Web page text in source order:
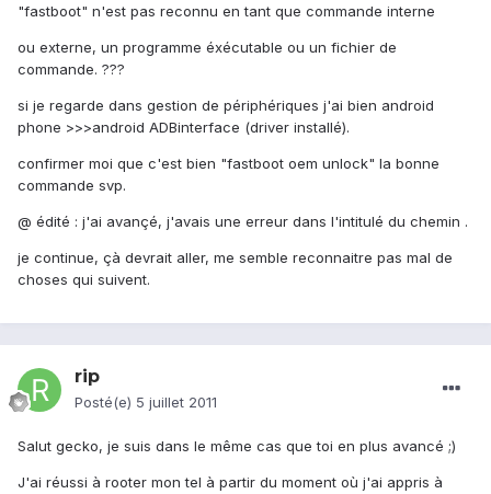
"fastboot" n'est pas reconnu en tant que commande interne
ou externe, un programme éxécutable ou un fichier de
commande. ???
si je regarde dans gestion de périphériques j'ai bien android
phone >>>android ADBinterface (driver installé).
confirmer moi que c'est bien "fastboot oem unlock" la bonne
commande svp.
@ édité : j'ai avançé, j'avais une erreur dans l'intitulé du chemin .
je continue, çà devrait aller, me semble reconnaitre pas mal de
choses qui suivent.
rip
Posté(e) 5 juillet 2011
Salut gecko, je suis dans le même cas que toi en plus avancé ;)
J'ai réussi à rooter mon tel à partir du moment où j'ai appris à